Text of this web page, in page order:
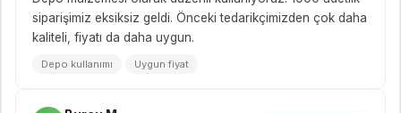
siparişimiz eksiksiz geldi. Önceki tedarikçimizden çok daha
kaliteli, fiyatı da daha uygun.
Depo kullanımı Uygun fiyat